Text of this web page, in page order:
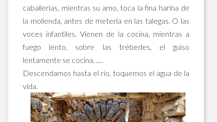
caballerías, mientras su amo, toca la fina harina de
la molienda, antes de meterla en las talegas. O las
voces infantiles. Vienen de la cocina, mientras a
fuego lento, sobre las trébedes, el guiso
lentamente se cocina, .....
Descendamos hasta el río, toquemos el agua de la
vida.